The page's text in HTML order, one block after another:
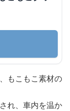
もこもこ素材の
れ、車内を温か